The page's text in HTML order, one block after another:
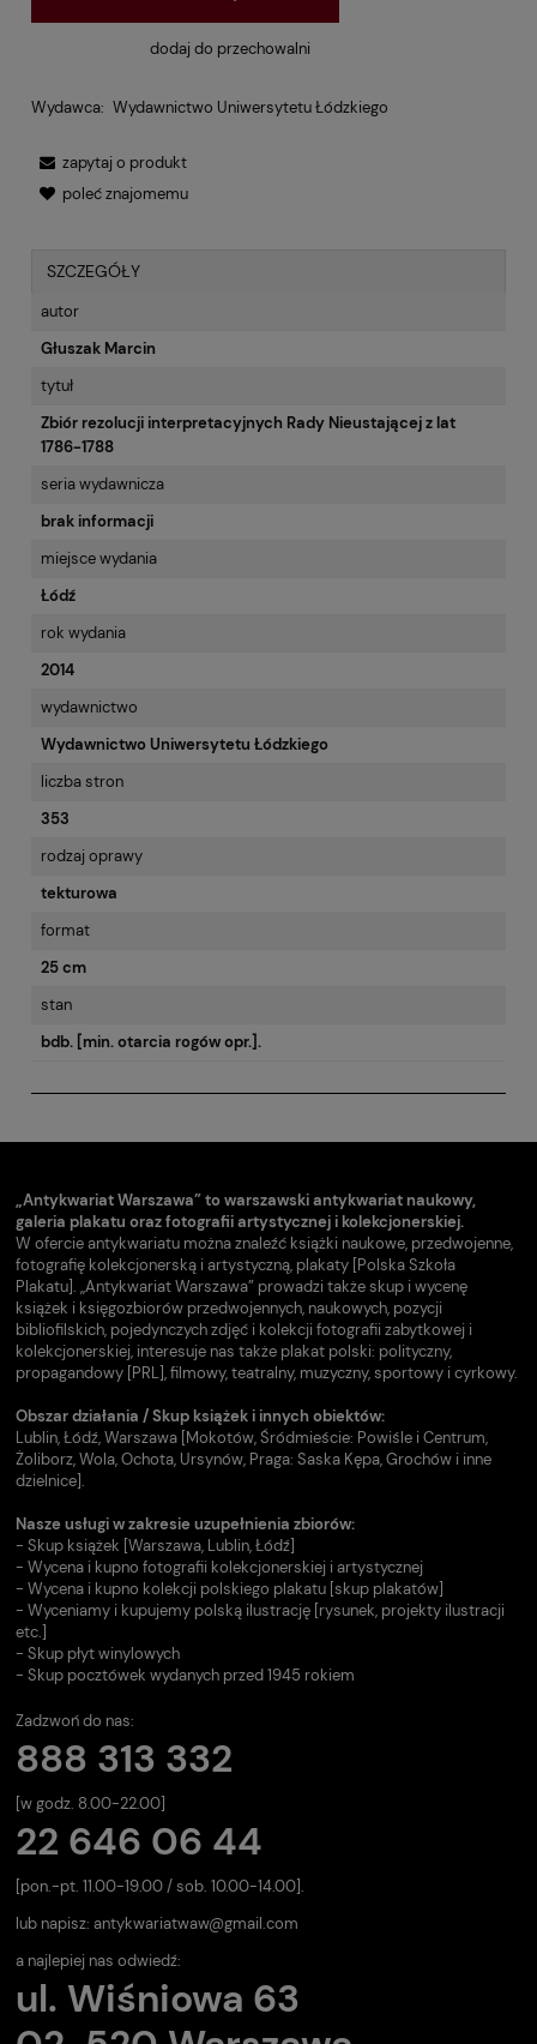
dodaj do przechowalni
Wydawca: Wydawnictwo Uniwersytetu Łódzkiego
zapytaj o produkt
poleć znajomemu
SZCZEGÓŁY
autor
Głuszak Marcin
tytuł
Zbiór rezolucji interpretacyjnych Rady Nieustającej z lat
1786-1788
seria wydawnicza
brak informacji
miejsce wydania
Łódź
rok wydania
2014
wydawnictwo
Wydawnictwo Uniwersytetu Łódzkiego
liczba stron
353
rodzaj oprawy
tekturowa
format
25 cm
stan
bdb. [min. otarcia rogów opr.].
„Antykwariat Warszawa” to warszawski antykwariat naukowy,
galeria plakatu oraz fotografii artystycznej i kolekcjonerskiej.
W ofercie antykwariatu można znaleźć książki naukowe, przedwojenne,
fotografię kolekcjonerską i artystyczną, plakaty [Polska Szkoła
Plakatu]. „Antykwariat Warszawa” prowadzi także skup i wycenę
książek i księgozbiorów przedwojennych, naukowych, pozycji
bibliofilskich, pojedynczych zdjęć i kolekcji fotografii zabytkowej i
kolekcjonerskiej, interesuje nas także plakat polski: polityczny,
propagandowy [PRL], filmowy, teatralny, muzyczny, sportowy i cyrkowy.
Obszar działania / Skup książek i innych obiektów:
Lublin, Łódź, Warszawa [Mokotów, Śródmieście: Powiśle i Centrum,
Żoliborz, Wola, Ochota, Ursynów, Praga: Saska Kępa, Grochów i inne
dzielnice].
Nasze usługi w zakresie uzupełnienia zbiorów:
- Skup książek [Warszawa, Lublin, Łódź]
- Wycena i kupno fotografii kolekcjonerskiej i artystycznej
- Wycena i kupno kolekcji polskiego plakatu [skup plakatów]
- Wyceniamy i kupujemy polską ilustrację [rysunek, projekty ilustracji
etc.]
- Skup płyt winylowych
- Skup pocztówek wydanych przed 1945 rokiem
Zadzwoń do nas:
888 313 332
[w godz. 8.00-22.00]
22 646 06 44
[pon.-pt. 11.00-19.00 / sob. 10.00-14.00].
lub napisz: antykwariatwaw@gmail.com
a najlepiej nas odwiedź:
ul. Wiśniowa 63